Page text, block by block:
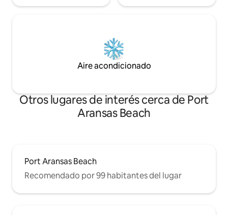
Aire acondicionado
Otros lugares de interés cerca de Port
Aransas Beach
Port Aransas Beach
Recomendado por 99 habitantes del lugar